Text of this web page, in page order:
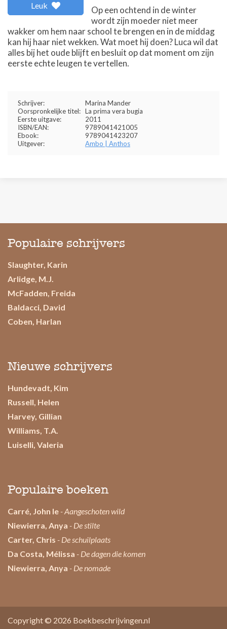
Leuk
Op een ochtend in de winter
wordt zijn moeder niet meer
wakker om hem naar school te brengen en in de middag
kan hij haar niet wekken. Wat moet hij doen? Luca wil dat
alles bij het oude blijft en besluit op dat moment om zijn
eerste echte leugen te vertellen.
Schrijver:
Marina Mander
Oorspronkelijke titel: La prima vera bugia
Eerste uitgave:
2011
ISBN/EAN:
9789041421005
Ebook:
9789041423207
Uitgever:
Ambo | Anthos
Populaire schrijvers
Slaughter, Karin
Arlidge, M.J.
McFadden, Freida
Baldacci, David
Coben, Harlan
Nieuwe schrijvers
Hundevadt, Kim
Russell, Helen
Harvey, Gillian
Williams, T.A.
Luiselli, Valeria
Populaire boeken
Carré, John le - Aangeschoten wild
Niewierra, Anya - De stilte
Carter, Chris - De schuilplaats
Da Costa, Mélissa - De dagen die komen
Niewierra, Anya - De nomade
Copyright © 2026 Boekbeschrijvingen.nl